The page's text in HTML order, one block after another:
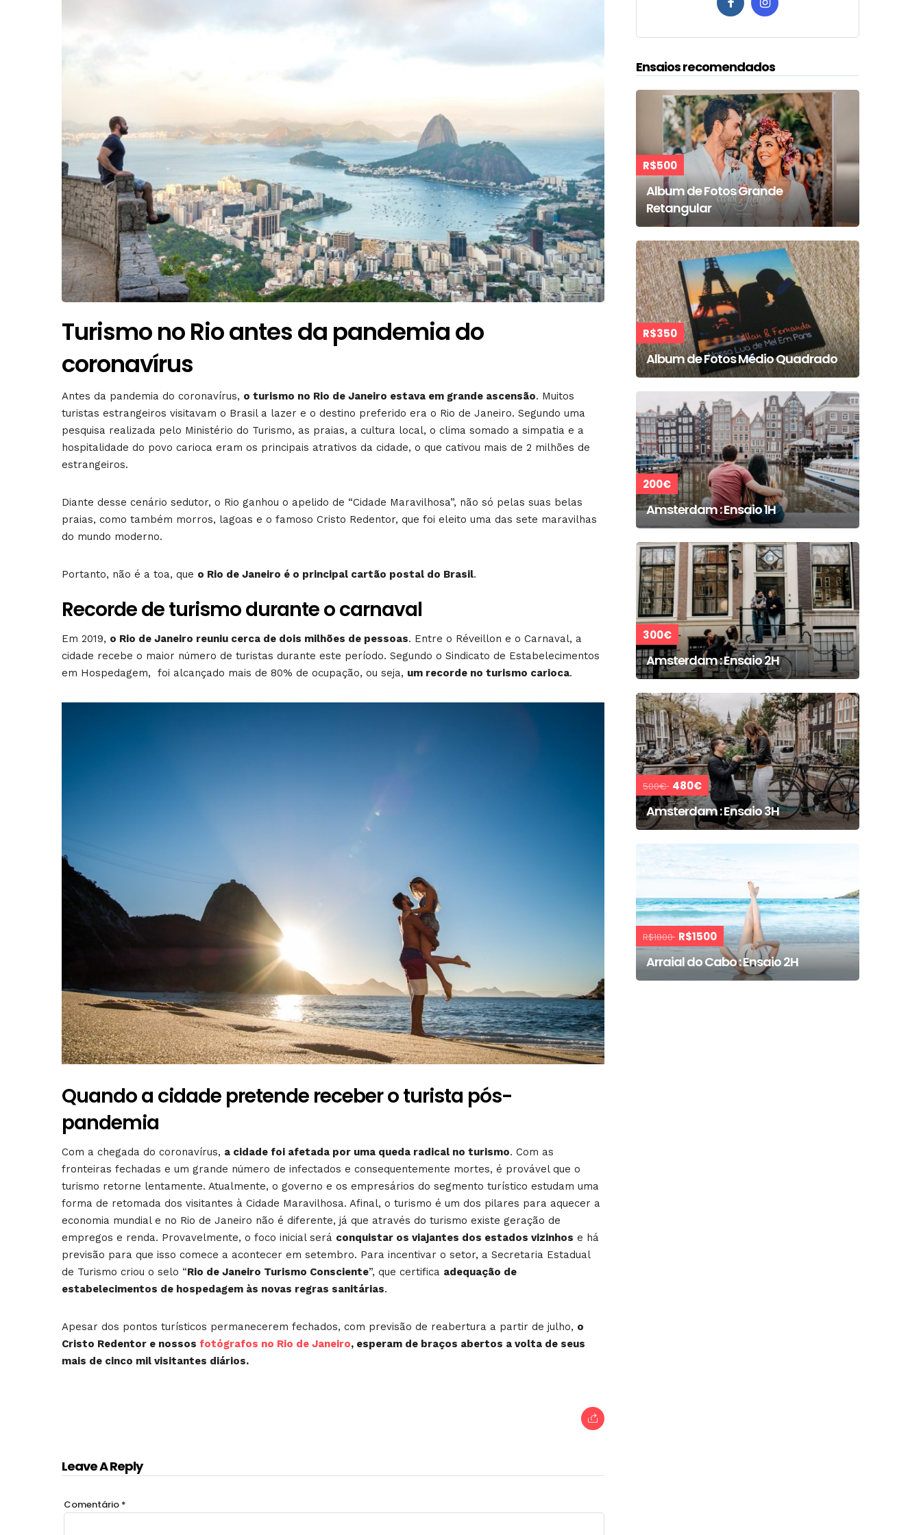
Turismo no Rio antes da pandemia do
coronavírus
Antes da pandemia do coronavírus, o turismo no Rio de Janeiro estava em grande ascensão. Muitos
turistas estrangeiros visitavam o Brasil a lazer e o destino preferido era o Rio de Janeiro. Segundo uma
pesquisa realizada pelo Ministério do Turismo, as praias, a cultura local, o clima somado a simpatia e a
hospitalidade do povo carioca eram os principais atrativos da cidade, o que cativou mais de 2 milhões de
estrangeiros.
Diante desse cenário sedutor, o Rio ganhou o apelido de “Cidade Maravilhosa”, não só pelas suas belas
praias, como também morros, lagoas e o famoso Cristo Redentor, que foi eleito uma das sete maravilhas
do mundo moderno.
Portanto, não é a toa, que o Rio de Janeiro é o principal cartão postal do Brasil.
Recorde de turismo durante o carnaval
Em 2019, o Rio de Janeiro reuniu cerca de dois milhões de pessoas. Entre o Réveillon e o Carnaval, a
cidade recebe o maior número de turistas durante este período. Segundo o Sindicato de Estabelecimentos
em Hospedagem, foi alcançado mais de 80% de ocupação, ou seja, um recorde no turismo carioca.
Quando a cidade pretende receber o turista pós-
pandemia
Com a chegada do coronavírus, a cidade foi afetada por uma queda radical no turismo. Com as
fronteiras fechadas e um grande número de infectados e consequentemente mortes, é provável que o
turismo retorne lentamente. Atualmente, o governo e os empresários do segmento turístico estudam uma
forma de retomada dos visitantes à Cidade Maravilhosa. Afinal, o turismo é um dos pilares para aquecer a
economia mundial e no Rio de Janeiro não é diferente, já que através do turismo existe geração de
empregos e renda. Provavelmente, o foco inicial será conquistar os viajantes dos estados vizinhos e há
previsão para que isso comece a acontecer em setembro. Para incentivar o setor, a Secretaria Estadual
de Turismo criou o selo “Rio de Janeiro Turismo Consciente”, que certifica adequação de
estabelecimentos de hospedagem às novas regras sanitárias.
Apesar dos pontos turísticos permanecerem fechados, com previsão de reabertura a partir de julho, o
Cristo Redentor e nossos fotógrafos no Rio de Janeiro, esperam de braços abertos a volta de seus
mais de cinco mil visitantes diários.
Leave A Reply
Comentário *
Ensaios recomendados
R$500
Album de Fotos Grande
Retangular
R$350
Album de Fotos Médio Quadrado
200€
Amsterdam : Ensaio 1H
300€
Amsterdam : Ensaio 2H
500€ 480€
Amsterdam : Ensaio 3H
R$1800 R$1500
Arraial do Cabo : Ensaio 2H